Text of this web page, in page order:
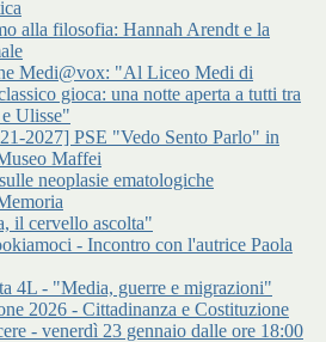
alla filosofia: Hannah Arendt e la
Medi@vox: "Al Liceo Medi di
gioca: una notte aperta a tutti tra
Ulisse"
2027] PSE "Vedo Sento Parlo" in
Maffei
neoplasie ematologiche
il cervello ascolta"
- Incontro con l'autrice Paola
4L - "Media, guerre e migrazioni"
2026 - Cittadinanza e Costituzione
- venerdì 23 gennaio dalle ore 18:00